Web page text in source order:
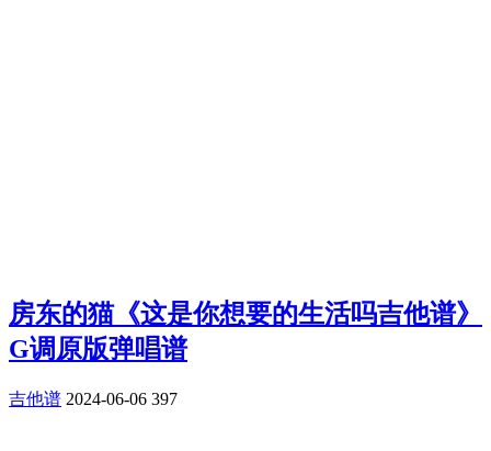
房东的猫《这是你想要的生活吗吉他谱》
G调原版弹唱谱
吉他谱 2024-06-06 397